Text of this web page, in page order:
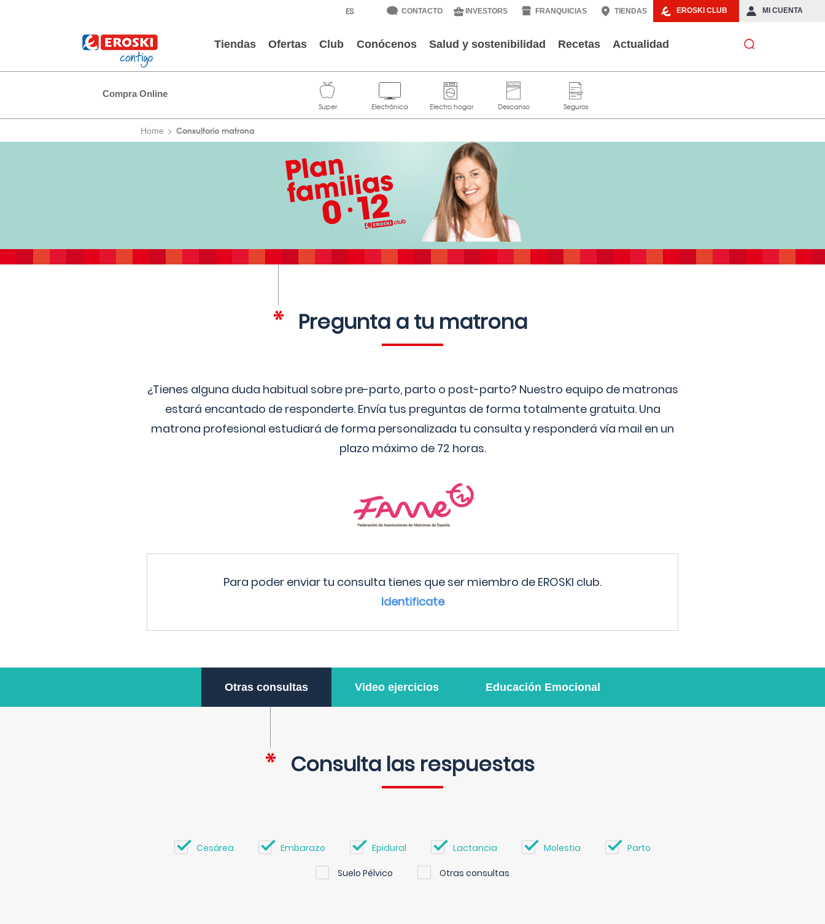
EROSKI CLUB MI CUENTA
CONTACTO INVESTORS FRANQUICIAS TIENDAS
Tiendas Ofertas Club Conócenos Salud y sostenibilidad Recetas Actualidad
Compra Online
Home Consultorio matrona
Pregunta a tu matrona
¿Tienes alguna duda habitual sobre pre-parto, parto o post-parto? Nuestro equipo de matronas
estará encantado de responderte. Envía tus preguntas de forma totalmente gratuita. Una
matrona profesional estudiará de forma personalizada tu consulta y responderá vía mail en un
plazo máximo de 72 horas.
Para poder enviar tu consulta tienes que ser miembro de EROSKI club.
Identificate
Otras consultas Video ejercicios Educación Emocional
Consulta las respuestas
Cesárea Embarazo Epidural Lactancia Molestia Parto
Suelo Pélvico Otras consultas